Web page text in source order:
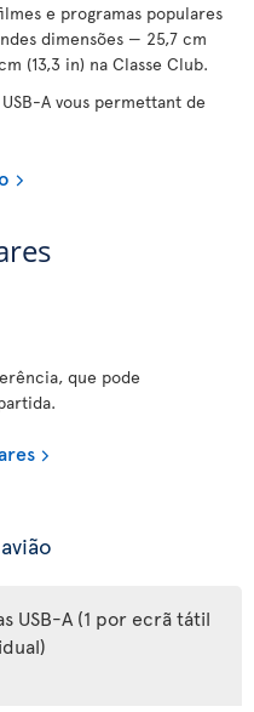
e programas populares
dimensões — 25,7 cm
(13,3 in) na Classe Club.
A vous permettant de
que pode
USB-A (1 por ecrã tátil